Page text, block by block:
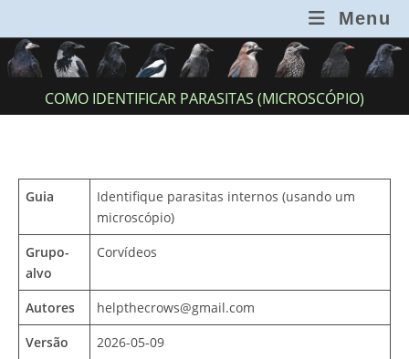
content
Menu
COMO IDENTIFICAR PARASITAS (MICROSCÓPIO)
Guia
Identifique parasitas internos (usando um
microscópio)
Grupo-
alvo
Corvídeos
Autores
helpthecrows@gmail.com
Versão
2026-05-09